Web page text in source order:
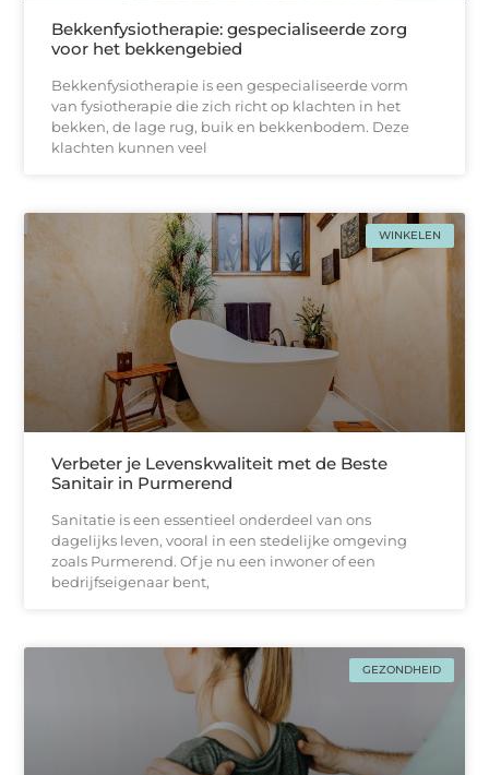
Bekkenfysiotherapie: gespecialiseerde zorg
voor het bekkengebied
Bekkenfysiotherapie is een gespecialiseerde vorm
van fysiotherapie die zich richt op klachten in het
bekken, de lage rug, buik en bekkenbodem. Deze
klachten kunnen veel
WINKELEN
Verbeter je Levenskwaliteit met de Beste
Sanitair in Purmerend
Sanitatie is een essentieel onderdeel van ons
dagelijks leven, vooral in een stedelijke omgeving
zoals Purmerend. Of je nu een inwoner of een
bedrijfseigenaar bent,
GEZONDHEID